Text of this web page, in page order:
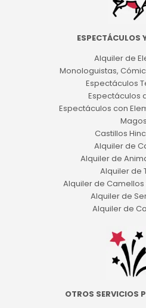
ESPECTÁCULOS
Alquiler de
Monologuistas,
Espectáculos
Espectáculos
Espectáculos con
Magos
Castillos
Alquiler de
Alquiler de
Alquiler de
Alquiler de
Alquiler de
Alquiler de
OTROS SERVICIOS